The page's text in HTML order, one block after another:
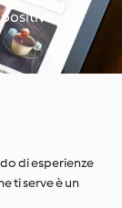
di esperienze
ti serve è un